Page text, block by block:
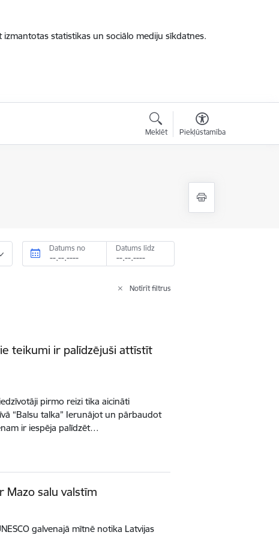
statistikas un sociālo mediju sīkdatnes.
Meklēt Piekļūstamība
Datums no Datums līdz
Notīrīt filtrus
teikumi ir palīdzējuši attīstīt
pirmo reizi tika aicināti
“Balsu talka” Ierunājot un pārbaudot
ir iespēja palīdzēt…
Mazo salu valstīm
galvenajā mītnē notika Latvijas